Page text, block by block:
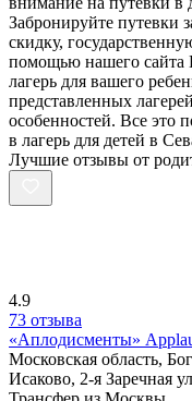
Забронируйте путевки
скидку,
помощью нашего сайта
лагерь для вашего
представленных
особенностей. Все это
в лагерь для детей в
Лучшие отзывы от
4.9
73 отзыва
«Аплодисменты»
Московская область,
Исаково, 2-я Заречная